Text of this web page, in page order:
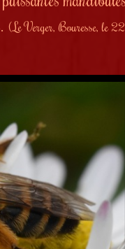
(Le Verger, Bouresse,